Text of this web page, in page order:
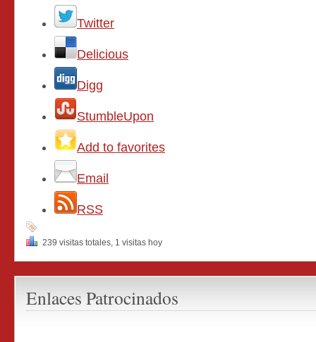
Twitter
Delicious
Digg
StumbleUpon
Add to favorites
Email
RSS
239 visitas totales, 1 visitas hoy
Enlaces Patrocinados